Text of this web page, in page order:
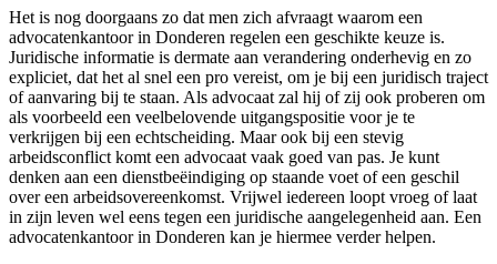
Het is nog doorgaans zo dat men zich afvraagt waarom een
advocatenkantoor in Donderen regelen een geschikte keuze is.
Juridische informatie is dermate aan verandering onderhevig en zo
expliciet, dat het al snel een pro vereist, om je bij een juridisch traject
of aanvaring bij te staan. Als advocaat zal hij of zij ook proberen om
als voorbeeld een veelbelovende uitgangspositie voor je te
verkrijgen bij een echtscheiding. Maar ook bij een stevig
arbeidsconflict komt een advocaat vaak goed van pas. Je kunt
denken aan een dienstbeëindiging op staande voet of een geschil
over een arbeidsovereenkomst. Vrijwel iedereen loopt vroeg of laat
in zijn leven wel eens tegen een juridische aangelegenheid aan. Een
advocatenkantoor in Donderen kan je hiermee verder helpen.